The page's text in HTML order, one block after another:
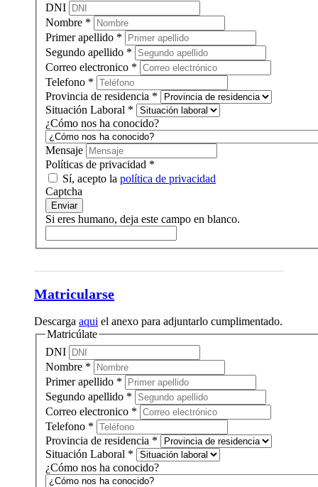
DNI
Nombre *
Primer apellido *
Segundo apellido *
Correo electronico *
Telefono *
Provincia de residencia *
Situación Laboral *
¿Cómo nos ha conocido?
Mensaje
Políticas de privacidad *
Sí, acepto la política de privacidad
Captcha
Enviar
Si eres humano, deja este campo en blanco.
Matricularse
Descarga aqui el anexo para adjuntarlo cumplimentado.
Matricúlate
DNI
Nombre *
Primer apellido *
Segundo apellido *
Correo electronico *
Telefono *
Provincia de residencia *
Situación Laboral *
¿Cómo nos ha conocido?